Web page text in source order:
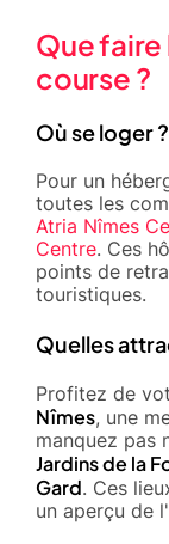
Que
course ?
Où se loger ?
Pour un
toutes les
Atria Nîmes
Centre. Ces
points de
touristiques.
Quelles
Profitez de
Nîmes, une
manquez pas
Jardins de la
Gard. Ces
un aperçu de